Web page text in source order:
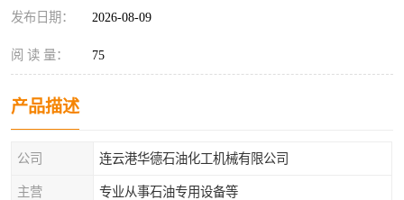
发布日期： 2026-08-09
阅 读 量： 75
产品描述
公司 连云港华德石油化工机械有限公司
主营 专业从事石油专用设备等